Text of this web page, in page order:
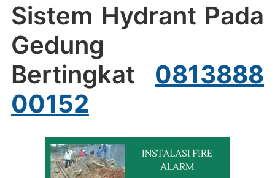
Sistem Hydrant Pada
Gedung
Bertingkat 0813888
00152